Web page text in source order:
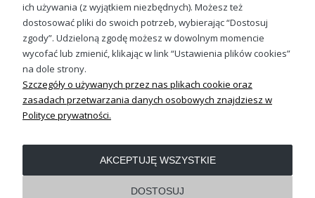
Sprawdź nasze social media
ich używania (z wyjątkiem niezbędnych). Możesz też
dostosować pliki do swoich potrzeb, wybierając “Dostosuj
zgody”. Udzieloną zgodę możesz w dowolnym momencie
wycofać lub zmienić, klikając w link “Ustawienia plików cookies”
na dole strony.
Szczegóły o używanych przez nas plikach cookie oraz
zasadach przetwarzania danych osobowych znajdziesz w
Polityce prywatności.
DOSTOSUJ
AKCEPTUJĘ WSZYSTKIE